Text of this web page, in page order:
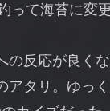
って海苔に変
の反応が良く
アタリ。ゆっ